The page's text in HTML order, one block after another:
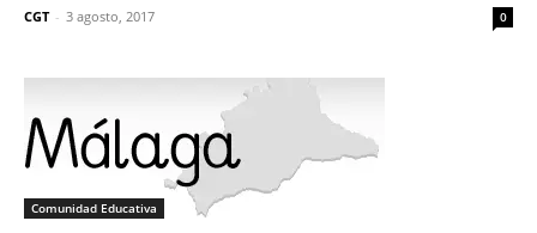
CGT - 3 agosto, 2017 0
Comunidad Educativa